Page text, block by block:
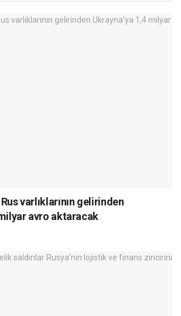
varlıklarının gelirinden
avro aktaracak